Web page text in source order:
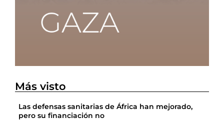
Más visto
Las defensas sanitarias de África han mejorado,
pero su financiación no